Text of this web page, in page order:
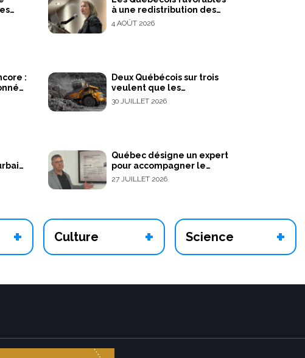
:
à une redistribution des
redevances minières vers
4 AOÛT 2026
Deux Québécois sur trois
veulent que les
redevances minières
30 JUILLET 2026
Québec désigne un expert
pour accompagner le
projet Dumont Nickel
27 JUILLET 2026
+ Culture + Science +